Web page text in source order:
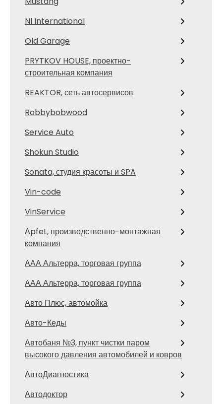
Nl International
Old Garage
PRYTKOV HOUSE, проектно-
строительная компания
REAKTOR, сеть автосервисов
Robbybobwood
Service Auto
Shokun Studio
Sonata, студия красоты и SPA
Vin-code
VinService
АpfeL, производственно-монтажная
компания
ААА Альтерра, торговая группа
ААА Альтерра, торговая группа
Авто Плюс, автомойка
Авто-Кеды
Автобаня №3, пункт чистки паром
высокого давления автомобилей и ковров
АвтоДиагностика
Автодоктор